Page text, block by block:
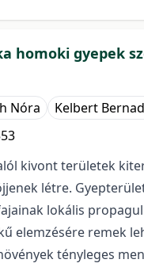
homoki gyepek
Nóra Kelbert
kivont területek
létre.
lokális
elemzésére remek
tényleges